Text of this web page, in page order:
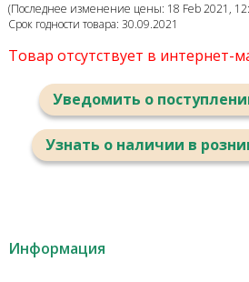
(Последнее изменение цены: 18 Feb 2021,
Срок годности товара: 30.09.2021
Товар отсутствует в интернет-
Уведомить о
Узнать о наличии в
Информация